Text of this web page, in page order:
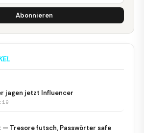
Abonnieren
jagen jetzt Influencer
— Tresore futsch, Passwörter safe